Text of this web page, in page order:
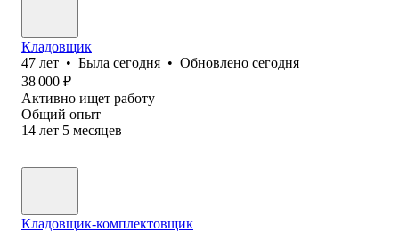
Кладовщик
47 лет • Была сегодня • Обновлено сегодня
38 000 ₽
Активно ищет работу
Общий опыт
14 лет 5 месяцев
Кладовщик-комплектовщик